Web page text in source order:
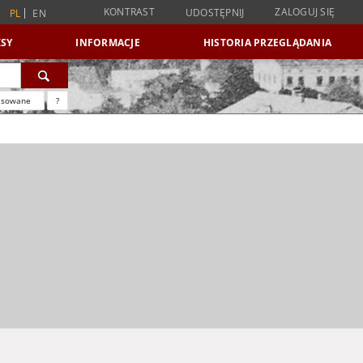
PL EN KONTRAST UDOSTĘPNIJ ZALOGUJ SIĘ
INFORMACJE HISTORIA PRZEGLĄDANIA
?